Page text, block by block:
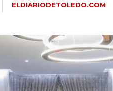
ELDIARIODETOLEDO.COM